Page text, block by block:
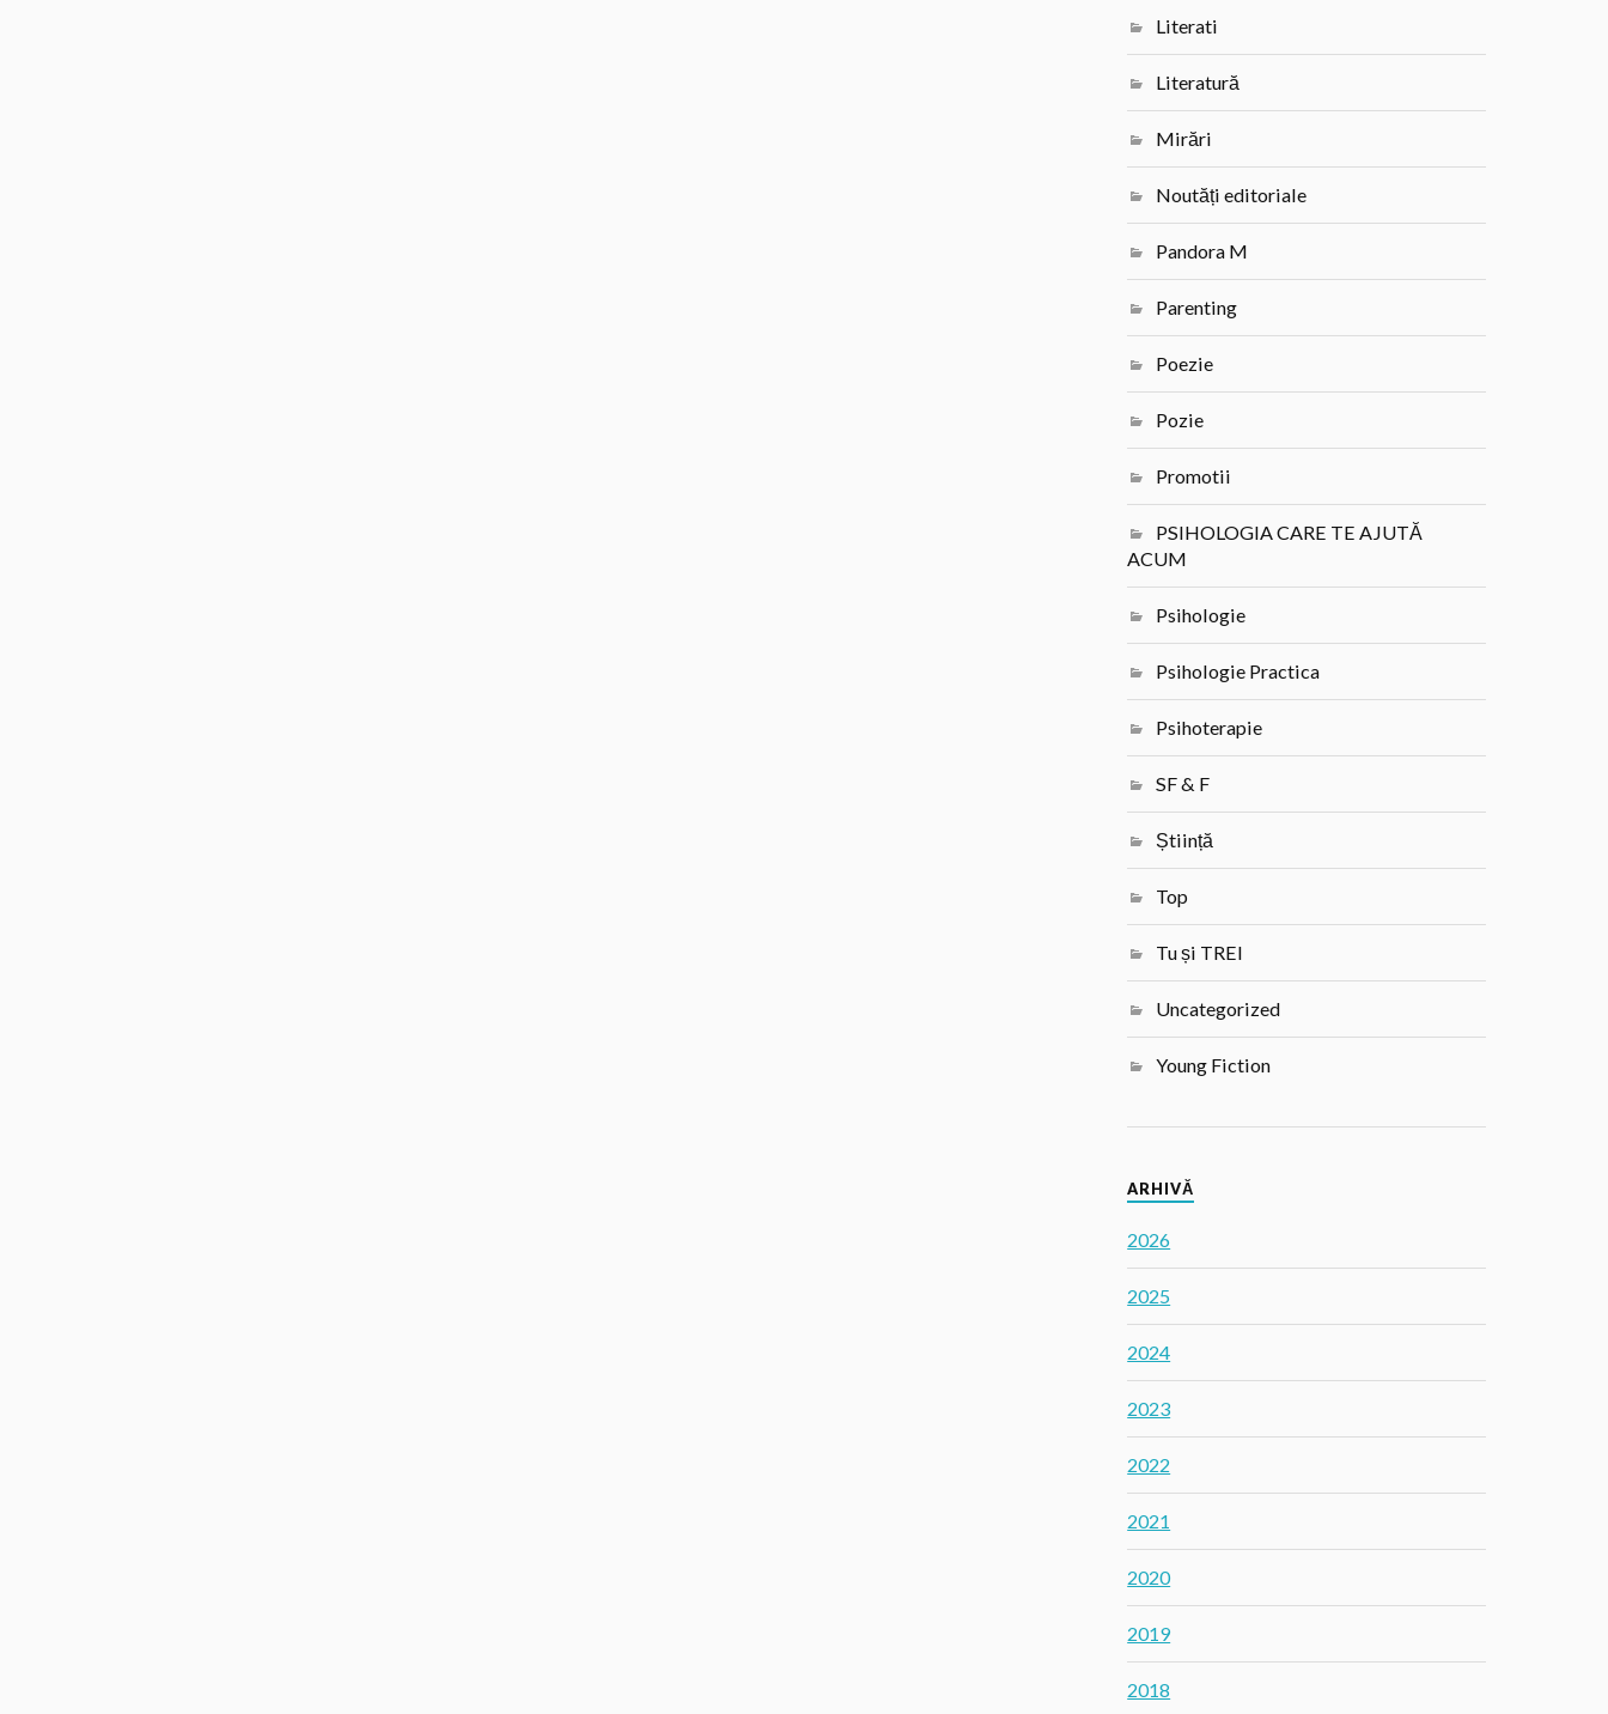
Literati
Literatură
Mirări
Noutăți editoriale
Pandora M
Parenting
Poezie
Pozie
Promotii
PSIHOLOGIA CARE TE AJUTĂ
ACUM
Psihologie
Psihologie Practica
Psihoterapie
SF & F
Știință
Top
Tu și TREI
Uncategorized
Young Fiction
ARHIVĂ
2026
2025
2024
2023
2022
2021
2020
2019
2018